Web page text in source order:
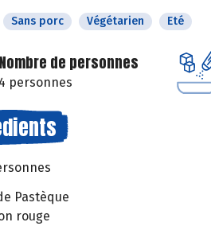
Sans porc Végétarien Eté
Nombre de personnes
4 personnes
Pastèque
rouge